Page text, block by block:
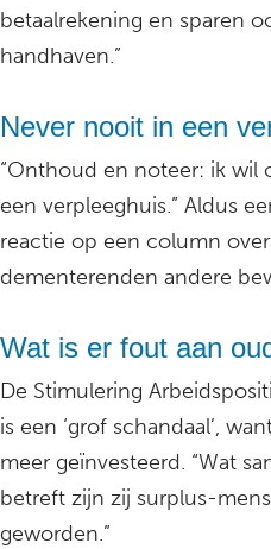
betaalrekening en sparen
handhaven.”
Never nooit in een
“Onthoud en noteer: ik wil
een verpleeghuis.” Aldus
reactie op een column
dementerenden andere
Wat is er fout aan
De Stimulering
is een ‘grof schandaal’,
meer geïnvesteerd. “Wat
betreft zijn zij surplus-
geworden.”